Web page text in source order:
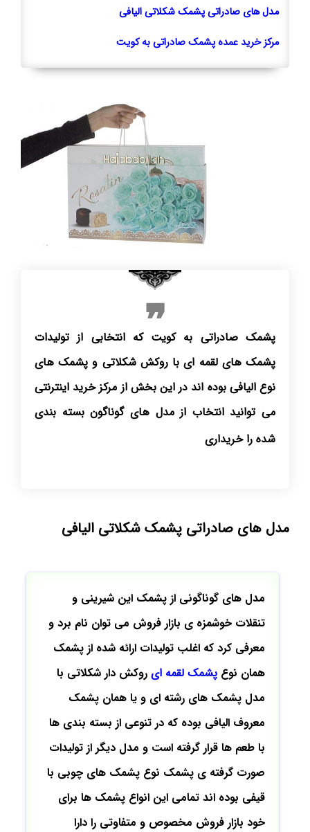
مدل های صادراتی پشمک شکلاتی الیافی
مرکز خرید عمده پشمک صادراتی به کویت
پشمک صادراتی به کویت که انتخابی از تولیدات
پشمک های لقمه ای با روکش شکلاتی و پشمک های
نوع الیافی بوده اند در این بخش از مرکز خرید اینترنتی
می توانید انتخاب از مدل های گوناگون بسته بندی
شده را خریداری نماید با
مدل های صادراتی پشمک شکلاتی الیافی
مدل های گوناگونی از پشمک این شیرینی و
تنقلات خوشمزه ی بازار فروش می توان نام برد و
معرفی کرد که اغلب تولیدات ارائه شده از پشمک
همان نوع پشمک لقمه ای روکش دار شکلاتی با
مدل پشمک های رشته ای و یا همان پشمک
معروف الیافی بوده که در تنوعی از بسته بندی ها
با طعم ها قرار گرفته است و مدل دیگر از تولیدات
صورت گرفته ی پشمک نوع پشمک های چوبی با
قیفی بوده اند تمامی این انواع پشمک ها برای
خود بازار فروش مخصوص و متفاوتی را دارا